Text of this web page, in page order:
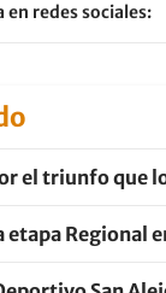
redes sociales:
el triunfo que
etapa Regional